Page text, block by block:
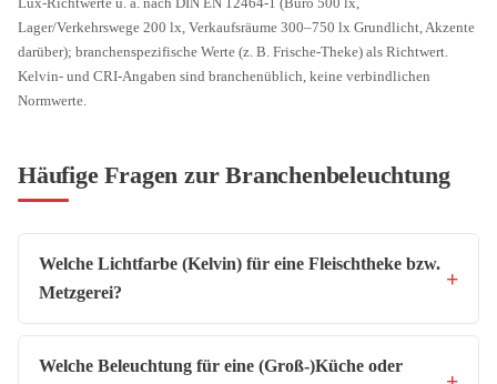
Lager/Verkehrswege 200 lx, Verkaufsräume 300–750 lx Grundlicht, Akzente
darüber); branchenspezifische Werte (z. B. Frische-Theke) als Richtwert.
Kelvin- und CRI-Angaben sind branchenüblich, keine verbindlichen
Normwerte.
Häufige Fragen zur Branchenbeleuchtung
Welche Lichtfarbe (Kelvin) für eine Fleischtheke bzw.
Metzgerei?
Welche Beleuchtung für eine (Groß-)Küche oder